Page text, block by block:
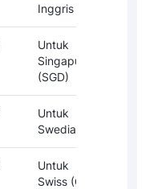
Inggris (GBP)
Untuk Dolar
Singapura
(SGD)
Untuk Kroner
Swedia (SEK)
Untuk Franc
Swiss (CHF)